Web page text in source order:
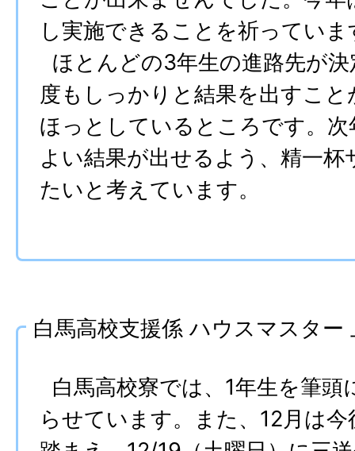
し実施できることを祈っていま
ほとんどの3年生の進路先が
度もしっかりと結果を出すこ
ほっとしているところです。
よい結果が出せるよう、精一
たいと考えています。
白馬高校支援係 ハウスマスター
白馬高校寮では、1年生を筆頭
らせています。また、12月は